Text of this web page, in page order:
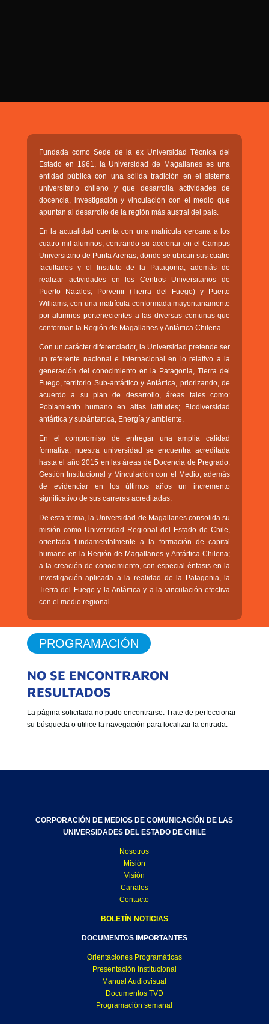
QUIENES SOMOS
MISIÓN
VISIÓN
GOBIERNO CORPORATIVO
NUESTRO EQUIPO
Fundada como Sede de la ex Universidad Técnica del
Estado en 1961, la Universidad de Magallanes es una
entidad pública con una sólida tradición en el sistema
universitario chileno y que desarrolla actividades de
docencia, investigación y vinculación con el medio que
apuntan al desarrollo de la región más austral del país.
En la actualidad cuenta con una matrícula cercana a los
cuatro mil alumnos, centrando su accionar en el Campus
Universitario de Punta Arenas, donde se ubican sus cuatro
facultades y el Instituto de la Patagonia, además de
realizar actividades en los Centros Universitarios de
Puerto Natales, Porvenir (Tierra del Fuego) y Puerto
Williams, con una matrícula conformada mayoritariamente
por alumnos pertenecientes a las diversas comunas que
conforman la Región de Magallanes y Antártica Chilena.
Con un carácter diferenciador, la Universidad pretende ser
un referente nacional e internacional en lo relativo a la
generación del conocimiento en la Patagonia, Tierra del
Fuego, territorio Sub-antártico y Antártica, priorizando, de
acuerdo a su plan de desarrollo, áreas tales como:
Poblamiento humano en altas latitudes; Biodiversidad
antártica y subántartica, Energía y ambiente.
En el compromiso de entregar una amplia calidad
formativa, nuestra universidad se encuentra acreditada
hasta el año 2015 en las áreas de Docencia de Pregrado,
Gestión Institucional y Vinculación con el Medio, además
de evidenciar en los últimos años un incremento
significativo de sus carreras acreditadas.
De esta forma, la Universidad de Magallanes consolida su
misión como Universidad Regional del Estado de Chile,
orientada fundamentalmente a la formación de capital
humano en la Región de Magallanes y Antártica Chilena;
a la creación de conocimiento, con especial énfasis en la
investigación aplicada a la realidad de la Patagonia, la
Tierra del Fuego y la Antártica y a la vinculación efectiva
con el medio regional.
PROGRAMACIÓN
NO SE ENCONTRARON
RESULTADOS
La página solicitada no pudo encontrarse. Trate de perfeccionar
su búsqueda o utilice la navegación para localizar la entrada.
CORPORACIÓN DE MEDIOS DE COMUNICACIÓN DE LAS
UNIVERSIDADES DEL ESTADO DE CHILE
Nosotros
Misión
Visión
Canales
Contacto
BOLETÍN NOTICIAS
DOCUMENTOS IMPORTANTES
Orientaciones Programáticas
Presentación Institucional
Manual Audiovisual
Documentos TVD
Programación semanal